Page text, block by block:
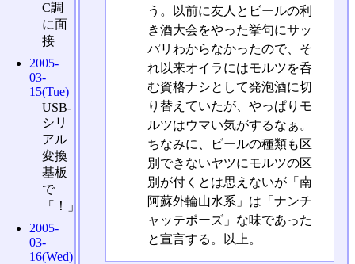
う。以前に友人とビールの利
き酒大会をやった挙句にサッ
パリわからなかったので、そ
れ以来オイラにはモルツを呑
む資格ナシとして発泡酒に切
り替えていたが、やっぱりモ
ルツはウマい気がするなぁ。
ちなみに、ビールの種類も区
別できないヤツにモルツの区
別が付くとは思えないが「南
阿蘇外輪山水系」は「ナンチ
ャッテポーズ」な味であった
と宣言する。以上。
C調
に面
接
2005-
03-
15(Tue)
USB-
シリ
アル
変換
基板
で
「！」
2005-
03-
16(Wed)